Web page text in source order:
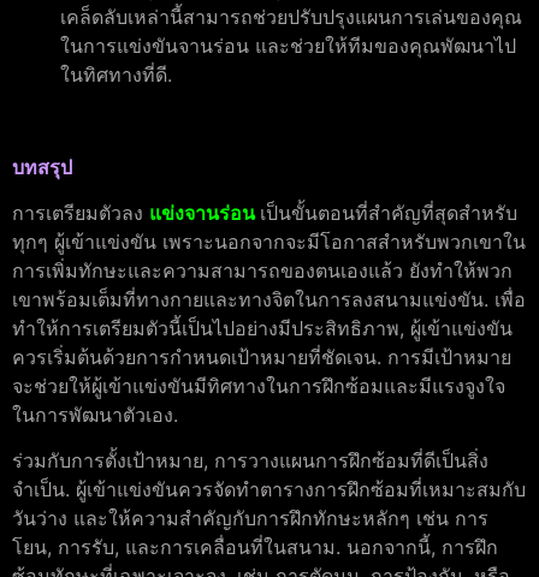
เคล็ดลับเหล่านี้สามารถช่วยปรับปรุงแผนการเล่นของคุณ
ในการแข่งขันจานร่อน และช่วยให้ทีมของคุณพัฒนาไป
ในทิศทางที่ดี.
บทสรุป
การเตรียมตัวลง แข่งจานร่อน เป็นขั้นตอนที่สำคัญที่สุดสำหรับ
ทุกๆ ผู้เข้าแข่งขัน เพราะนอกจากจะมีโอกาสสำหรับพวกเขาใน
การเพิ่มทักษะและความสามารถของตนเองแล้ว ยังทำให้พวก
เขาพร้อมเต็มที่ทางกายและทางจิตในการลงสนามแข่งขัน. เพื่อ
ทำให้การเตรียมตัวนี้เป็นไปอย่างมีประสิทธิภาพ, ผู้เข้าแข่งขัน
ควรเริ่มต้นด้วยการกำหนดเป้าหมายที่ชัดเจน. การมีเป้าหมาย
จะช่วยให้ผู้เข้าแข่งขันมีทิศทางในการฝึกซ้อมและมีแรงจูงใจ
ในการพัฒนาตัวเอง.
ร่วมกับการตั้งเป้าหมาย, การวางแผนการฝึกซ้อมที่ดีเป็นสิ่ง
จำเป็น. ผู้เข้าแข่งขันควรจัดทำตารางการฝึกซ้อมที่เหมาะสมกับ
วันว่าง และให้ความสำคัญกับการฝึกทักษะหลักๆ เช่น การ
โยน, การรับ, และการเคลื่อนที่ในสนาม. นอกจากนี้, การฝึก